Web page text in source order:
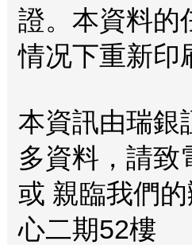
證。本資料的
情况下重新印
本資訊由瑞銀
多資料，請
或 親臨我們
心二期52樓